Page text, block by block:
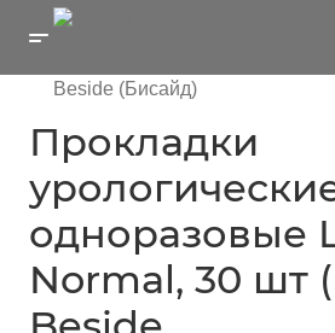
Прокладки
одноразовые
Normal, 30 шт